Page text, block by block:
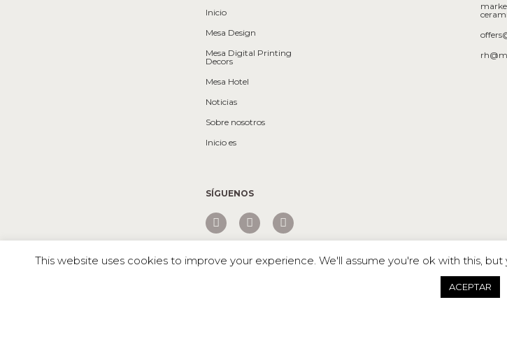
Inicio
Mesa Design
Mesa Digital Printing
Decors
Mesa Hotel
Noticias
Sobre nosotros
Inicio es
SÍGUENOS
This website uses cookies to improve your experience. We'll assume you're ok with this,
ACEPTAR